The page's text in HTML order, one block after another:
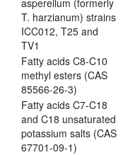
asperellum (formerly
T. harzianum) strains
ICC012, T25 and
TV1
Fatty acids C8-C10
methyl esters (CAS
85566-26-3)
Fatty acids C7-C18
and C18 unsaturated
potassium salts (CAS
67701-09-1)